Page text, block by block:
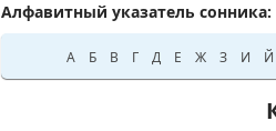
Алфавитный указатель сонника:
А Б В Г Д Е Ж З И Й